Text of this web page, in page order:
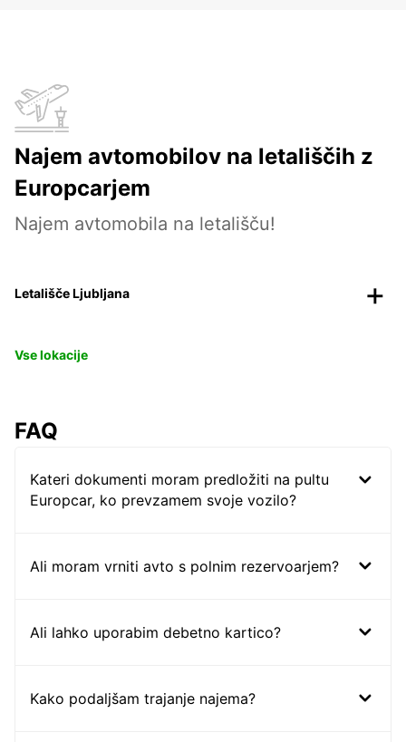
Najem avtomobilov na letališčih z
Europcarjem
Najem avtomobila na letališču!
Letališče Ljubljana
Vse lokacije
FAQ
Kateri dokumenti moram predložiti na pultu
Europcar, ko prevzamem svoje vozilo?
Ali moram vrniti avto s polnim rezervoarjem?
Ali lahko uporabim debetno kartico?
Kako podaljšam trajanje najema?